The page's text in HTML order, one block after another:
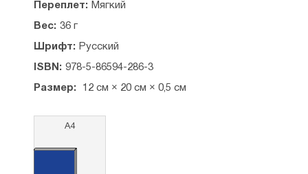
Переплет: Мягкий
Вес: 36 г
Шрифт: Русский
ISBN: 978-5-86594-286-3
Размер: 12 см × 20 см × 0,5 см
А4